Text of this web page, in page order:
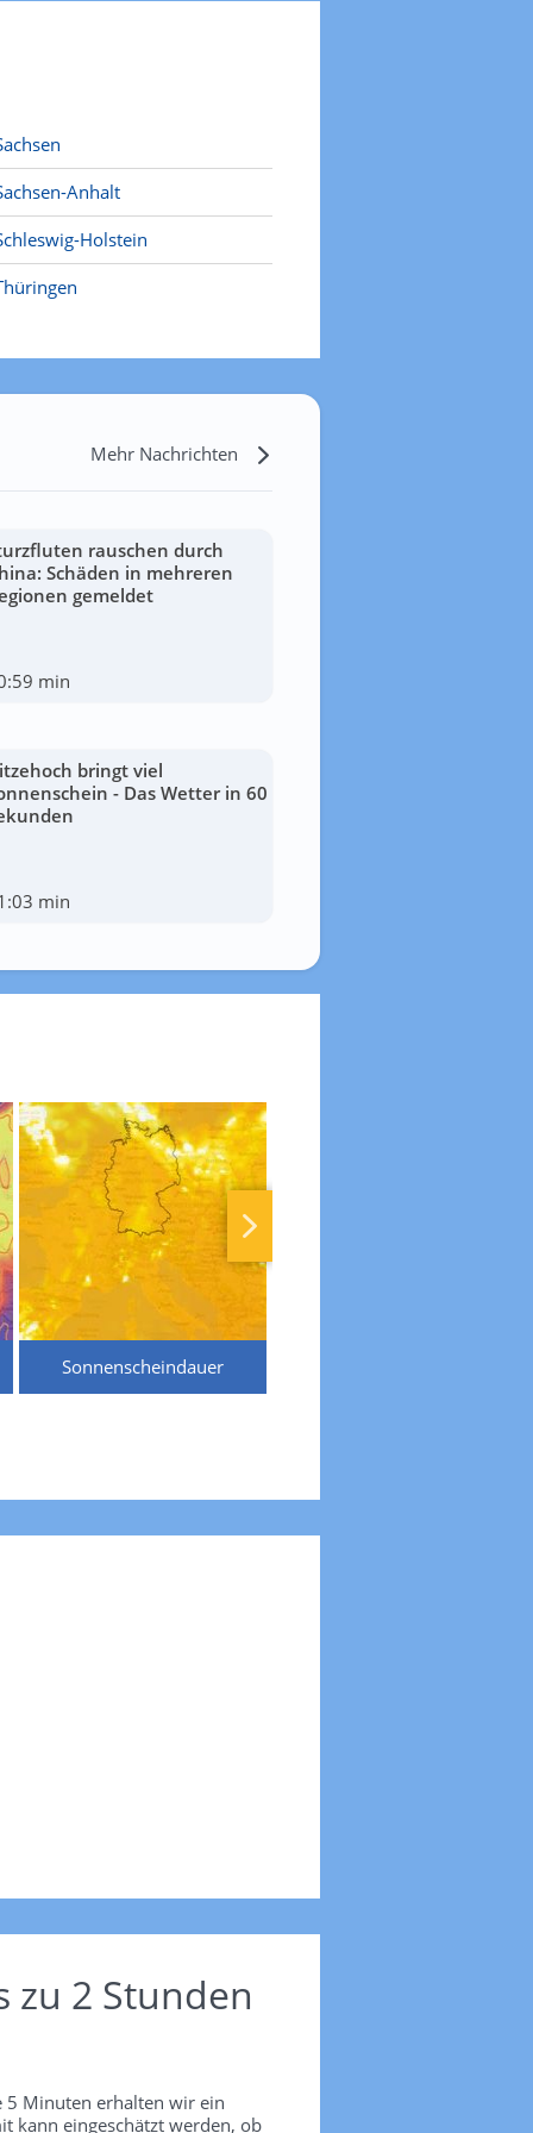
Anhalt
Holstein
Mehr Nachrichten
rauschen durch
Schäden in mehreren
gemeldet
min
bringt viel
- Das Wetter in 60
min
Sonnenscheindauer
zu 2 Stunden
5 Minuten erhalten wir ein
kann eingeschätzt werden, ob